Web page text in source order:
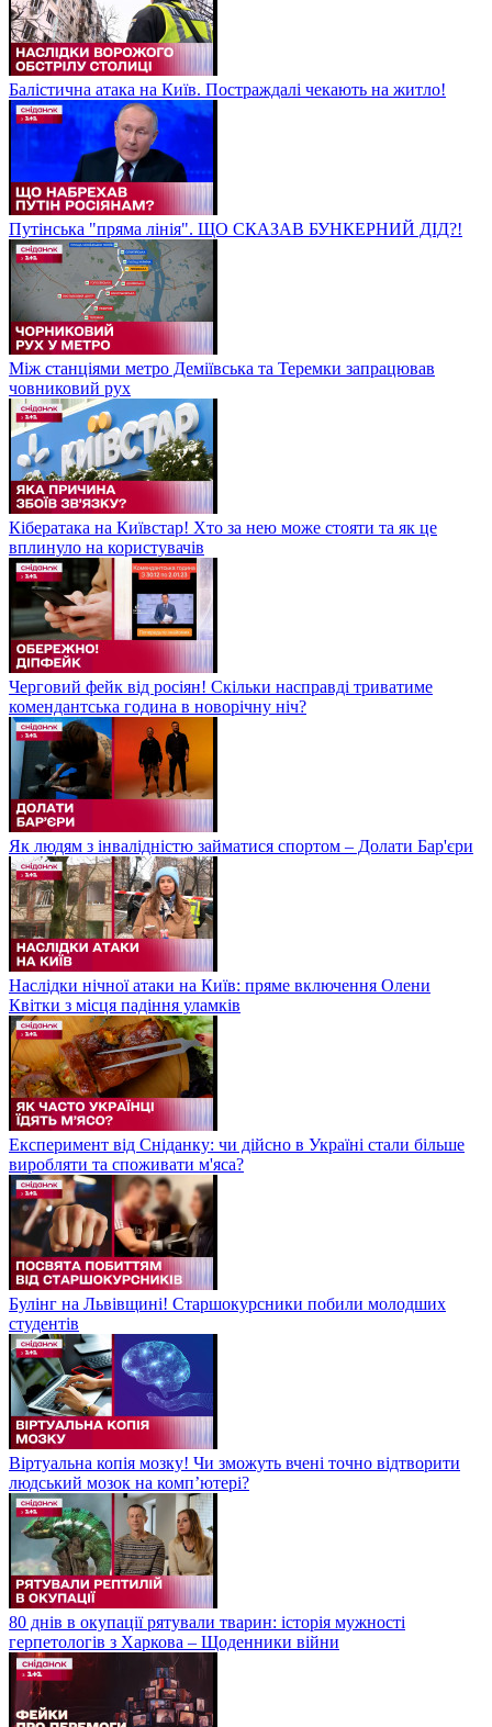
Балістична атака на Київ. Постраждалі чекають на житло!
Путінська "пряма лінія". ЩО СКАЗАВ БУНКЕРНИЙ ДІД?!
Між станціями метро Деміївська та Теремки запрацював
човниковий рух
Кібератака на Київстар! Хто за нею може стояти та як це
вплинуло на користувачів
Черговий фейк від росіян! Скільки насправді триватиме
комендантська година в новорічну ніч?
Як людям з інвалідністю займатися спортом – Долати Бар'єри
Наслідки нічної атаки на Київ: пряме включення Олени
Квітки з місця падіння уламків
Експеримент від Сніданку: чи дійсно в Україні стали більше
виробляти та споживати м'яса?
Булінг на Львівщині! Старшокурсники побили молодших
студентів
Віртуальна копія мозку! Чи зможуть вчені точно відтворити
людський мозок на компʼютері?
80 днів в окупації рятували тварин: історія мужності
герпетологів з Харкова – Щоденники війни